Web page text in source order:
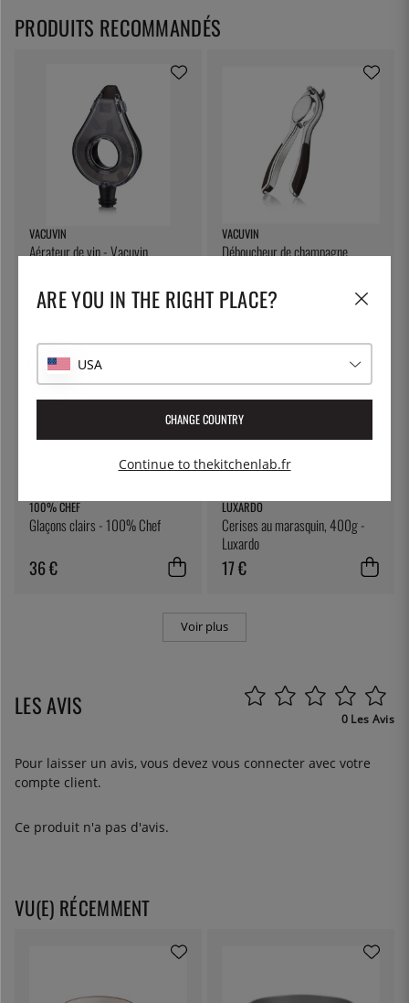
VACUVIN
Aérateur de vin - Vacuvin
23 €
VACUVIN
Déboucheur de champagne,
27 €
100% CHEF
Glaçons clairs - 100% Chef
36 €
LUXARDO
Cerises au marasquin, 400g -
Luxardo
17 €
Voir plus
PRODUITS RECOMMANDÉS
LES AVIS 0 Les Avis
Pour laisser un avis, vous devez vous connecter avec votre
compte client.
Ce produit n'a pas d'avis.
VU(E) RÉCEMMENT
ARE YOU IN THE RIGHT PLACE?
USA
CHANGE COUNTRY
Continue to thekitchenlab.fr